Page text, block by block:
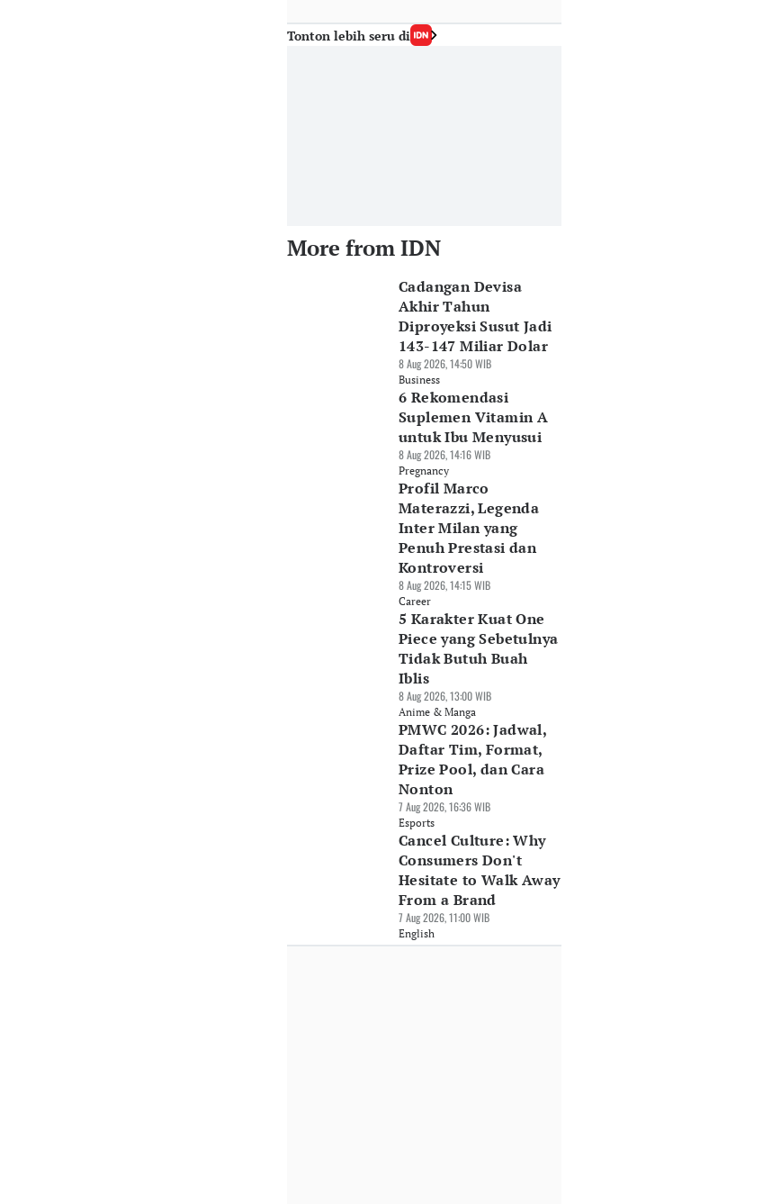
Tonton lebih seru di
More from IDN
Cadangan Devisa
Akhir Tahun
Diproyeksi Susut Jadi
143-147 Miliar Dolar
8 Aug 2026, 14:50 WIB
Business
6 Rekomendasi
Suplemen Vitamin A
untuk Ibu Menyusui
8 Aug 2026, 14:16 WIB
Pregnancy
Profil Marco
Materazzi, Legenda
Inter Milan yang
Penuh Prestasi dan
Kontroversi
8 Aug 2026, 14:15 WIB
Career
5 Karakter Kuat One
Piece yang Sebetulnya
Tidak Butuh Buah
Iblis
8 Aug 2026, 13:00 WIB
Anime & Manga
PMWC 2026: Jadwal,
Daftar Tim, Format,
Prize Pool, dan Cara
Nonton
7 Aug 2026, 16:36 WIB
Esports
Cancel Culture: Why
Consumers Don't
Hesitate to Walk Away
From a Brand
7 Aug 2026, 11:00 WIB
English